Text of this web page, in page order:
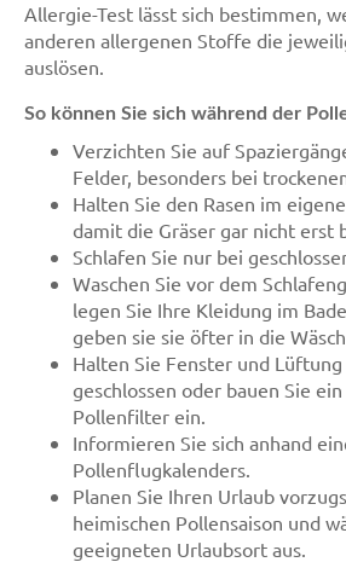
Allergie-Test lässt sich bestimmen,
anderen allergenen Stoffe die
auslösen.
So können Sie sich während der
Verzichten Sie auf
Felder, besonders bei
Halten Sie den Rasen im
damit die Gräser gar nicht erst
Schlafen Sie nur bei
Waschen Sie vor dem
legen Sie Ihre Kleidung im
geben sie sie öfter in die
Halten Sie Fenster und
geschlossen oder bauen Sie
Pollenfilter ein.
Informieren Sie sich anhand
Pollenflugkalenders.
Planen Sie Ihren Urlaub
heimischen Pollensaison und
geeigneten Urlaubsort aus.